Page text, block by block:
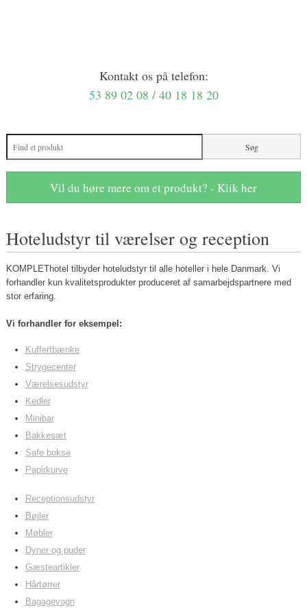
Kontakt os på telefon:
53 89 02 08 / 40 18 18 20
Vil du høre mere om et produkt? - Klik her
Hoteludstyr til værelser og reception
​KOMPLEThotel tilbyder hoteludstyr til alle hoteller i hele Danmark. Vi
forhandler kun kvalitetsprodukter produceret af samarbejdspartnere med
stor erfaring.
Vi forhandler for eksempel:
Kuffertbænke
Strygecenter
Værelsesudstyr
Kedler
Minibar
Bakkesæt
​Safe bokse
Papirkurve
Receptionsudstyr
Bøjler
Møbler
​Dyner og puder
Gæsteartikler
Hårtørrer
Bagagevogn